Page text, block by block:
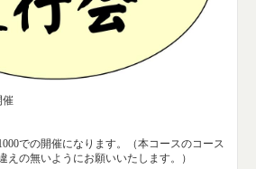
催
での開催になります。（本コースのコース
えの無いようにお願いいたします。）